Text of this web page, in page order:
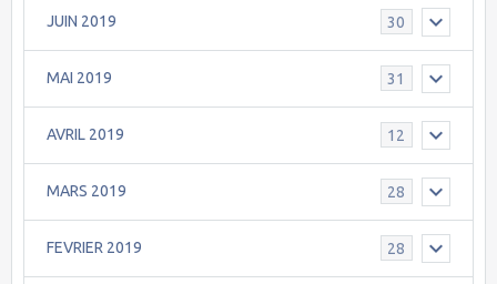
JUIN 2019 30
MAI 2019 31
AVRIL 2019 12
MARS 2019 28
FEVRIER 2019 28